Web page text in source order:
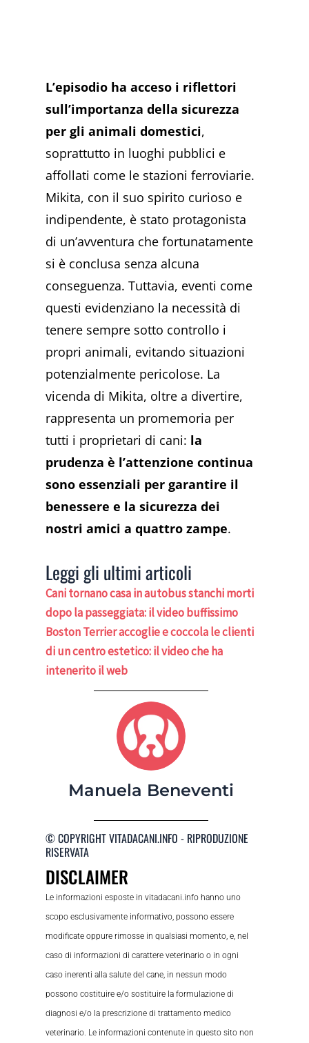
L’episodio ha acceso i riflettori
sull’importanza della sicurezza
per gli animali domestici,
soprattutto in luoghi pubblici e
affollati come le stazioni ferroviarie.
Mikita, con il suo spirito curioso e
indipendente, è stato protagonista
di un’avventura che fortunatamente
si è conclusa senza alcuna
conseguenza. Tuttavia, eventi come
questi evidenziano la necessità di
tenere sempre sotto controllo i
propri animali, evitando situazioni
potenzialmente pericolose. La
vicenda di Mikita, oltre a divertire,
rappresenta un promemoria per
tutti i proprietari di cani: la
prudenza è l’attenzione continua
sono essenziali per garantire il
benessere e la sicurezza dei
nostri amici a quattro zampe.
Leggi gli ultimi articoli
Cani tornano casa in autobus stanchi morti
dopo la passeggiata: il video buffissimo
Boston Terrier accoglie e coccola le clienti
di un centro estetico: il video che ha
intenerito il web
Manuela Beneventi
© COPYRIGHT VITADACANI.INFO - RIPRODUZIONE
RISERVATA
DISCLAIMER
Le informazioni esposte in vitadacani.info hanno uno
scopo esclusivamente informativo, possono essere
modificate oppure rimosse in qualsiasi momento, e, nel
caso di informazioni di carattere veterinario o in ogni
caso inerenti alla salute del cane, in nessun modo
possono costituire e/o sostituire la formulazione di
diagnosi e/o la prescrizione di trattamento medico
veterinario. Le informazioni contenute in questo sito non